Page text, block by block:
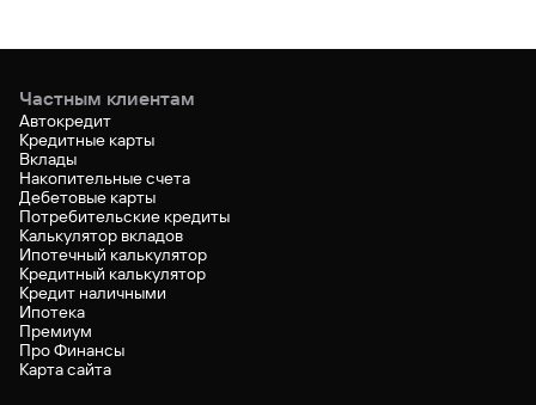
Частным клиентам
Автокредит
Кредитные карты
Вклады
Накопительные счета
Дебетовые карты
Потребительские кредиты
Калькулятор вкладов
Ипотечный калькулятор
Кредитный калькулятор
Кредит наличными
Ипотека
Премиум
Про Финансы
Карта сайта